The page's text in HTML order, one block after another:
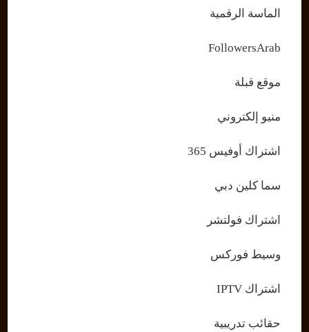
الماسة الرقمية
FollowersArab
موقع قبلة
منيو إلكتروني
اشتراك أوفيس 365
سما كلين دبي
اشتراك فولتشر
وسيط فوركس
اشتراك IPTV
حقائب تدريبية